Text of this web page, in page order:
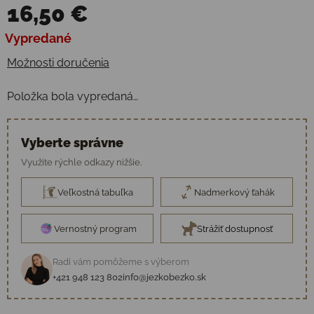
16,50 €
Jednotková cena:
Vypredané
Možnosti doručenia
Položka bola vypredaná…
Vyberte správne
Využite rýchle odkazy nižšie.
Veľkostná tabuľka Nadmerkový ťahák
Vernostný program Strážiť dostupnosť
Radi vám pomôžeme s výberom
+421 948 123 802info@jezkobezko.sk